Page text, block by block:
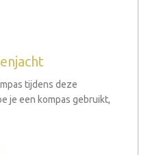
tijdens deze
je een kompas gebruikt,